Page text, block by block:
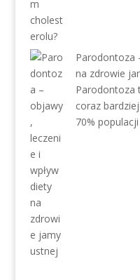
Parodontoza
na zdrowie
Parodontoza
coraz
70%